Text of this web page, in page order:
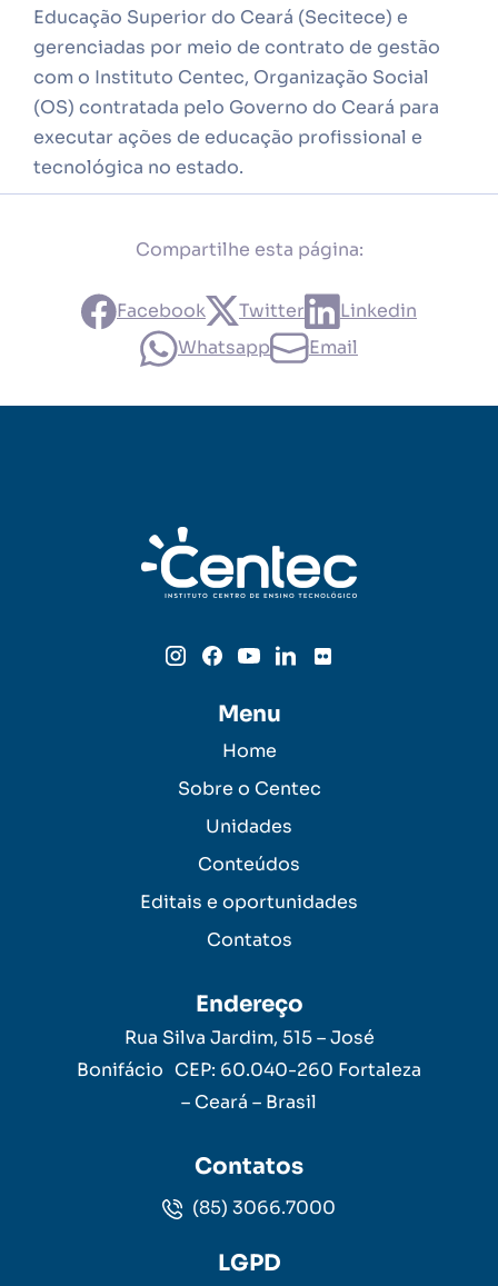
Educação Superior do Ceará (Secitece) e
gerenciadas por meio de contrato de gestão
com o Instituto Centec, Organização Social
(OS) contratada pelo Governo do Ceará para
executar ações de educação profissional e
tecnológica no estado.
Compartilhe esta página:
Facebook Twitter
Linkedin
Whatsapp
Email
Menu
Home
Sobre o Centec
Unidades
Conteúdos
Editais e oportunidades
Contatos
Endereço
Rua Silva Jardim, 515 – José
Bonifácio CEP: 60.040-260 Fortaleza
– Ceará – Brasil
Contatos
(85) 3066.7000
LGPD